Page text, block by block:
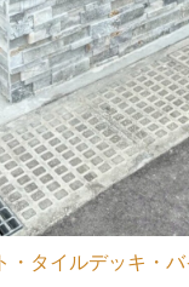
・タイルデッキ・